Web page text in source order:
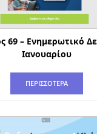
69 – Ενημερωτικό
Ιανουαρίου
ΠΕΡΙΣΣΟΤΕΡΑ